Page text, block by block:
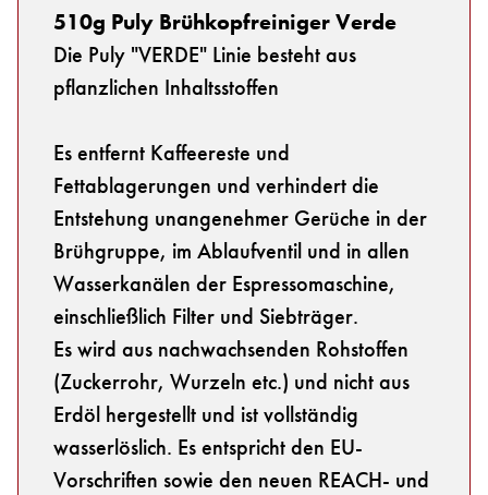
510g Puly Brühkopfreiniger Verde
Die Puly "VERDE" Linie besteht aus
pflanzlichen Inhaltsstoffen
Es entfernt Kaffeereste und
Fettablagerungen und verhindert die
Entstehung unangenehmer Gerüche in der
Brühgruppe, im Ablaufventil und in allen
Wasserkanälen der Espressomaschine,
einschließlich Filter und Siebträger.
Es wird aus nachwachsenden Rohstoffen
(Zuckerrohr, Wurzeln etc.) und nicht aus
Erdöl hergestellt und ist vollständig
wasserlöslich. Es entspricht den EU-
Vorschriften sowie den neuen REACH- und